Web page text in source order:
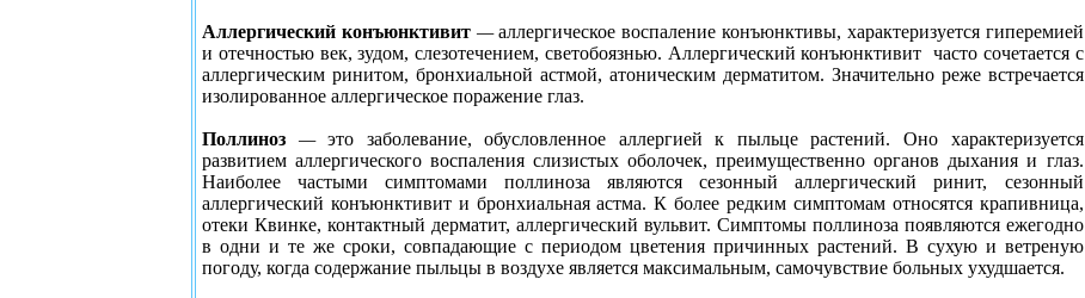
Аллергический конъюнктивит —аллергическое воспаление конъюнктивы, характеризуется гиперемией
и отечностью век, зудом, слезотечением, светобоязнью. Аллергический конъюнктивит часто сочетается с
аллергическим ринитом, бронхиальной астмой, атоническим дерматитом. Значительно реже встречается
изолированное аллергическое поражение глаз.
Поллиноз —это заболевание, обусловленное аллергией к пыльце растений. Оно характеризуется
развитием аллергического воспаления слизистых оболочек, преимущественно органов дыхания и глаз.
Наиболее частыми симптомами поллиноза являются сезонный аллергический ринит, сезонный
аллергический конъюнктивит и бронхиальная астма. К более редким симптомам относятся крапивница,
отеки Квинке, контактный дерматит, аллергический вульвит. Симптомы поллиноза появляются ежегодно
в одни и те же сроки, совпадающие с периодом цветения причинных растений. В сухую и ветреную
погоду, когда содержание пыльцы в воздухе является максимальным, самочувствие больных ухудшается.